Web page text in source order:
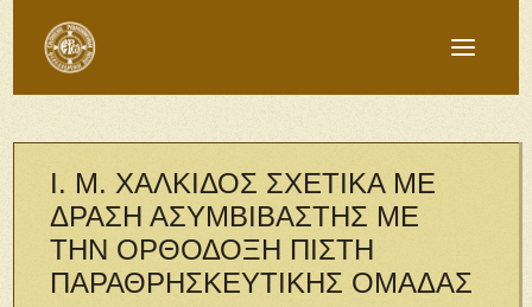
Ι. Μ. ΧΑΛΚΙΔΟΣ ΣΧΕΤΙΚΑ ΜΕ
ΔΡΑΣΗ ΑΣΥΜΒΙΒΑΣΤΗΣ ΜΕ
ΤΗΝ ΟΡΘΟΔΟΞΗ ΠΙΣΤΗ
ΠΑΡΑΘΡΗΣΚΕΥΤΙΚΗΣ ΟΜΑΔΑΣ